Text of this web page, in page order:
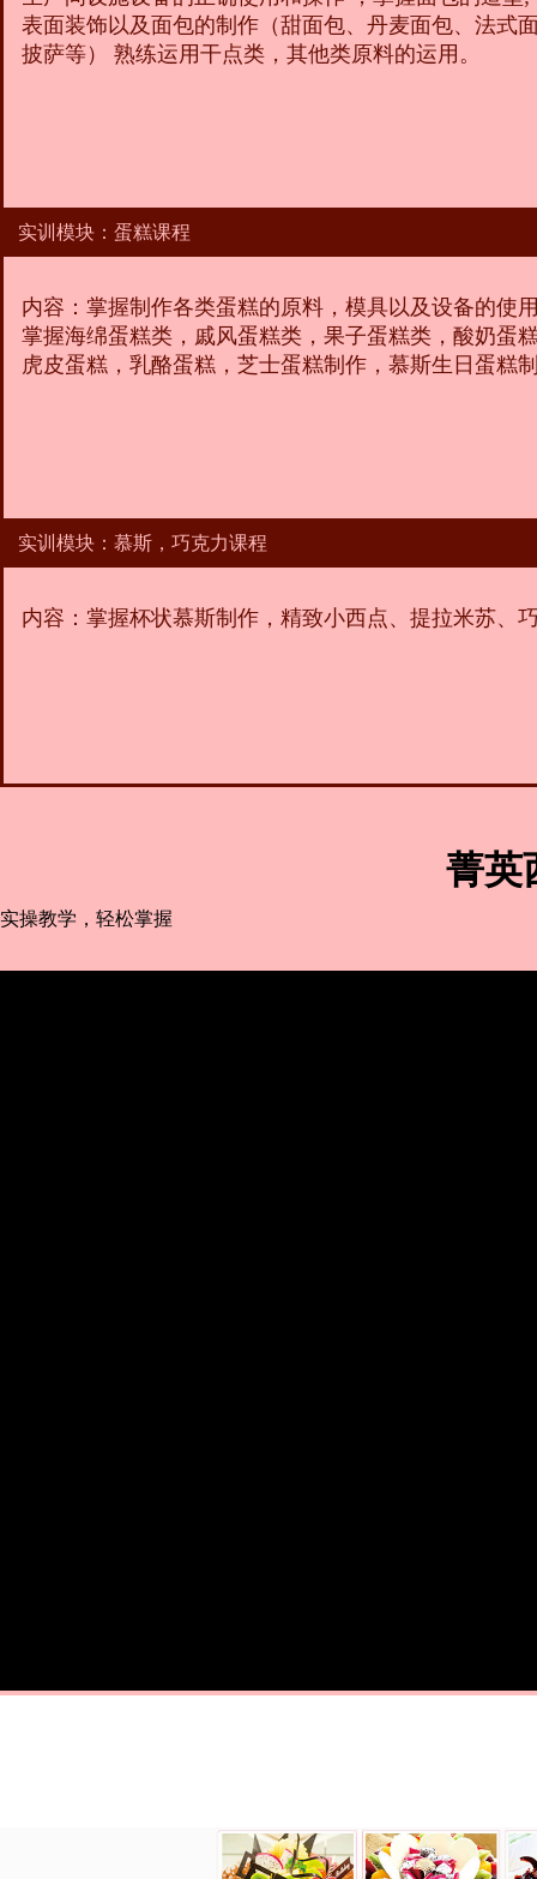
表面装饰以及面包的制作（甜面包、丹麦面包、法式
披萨等） 熟练运用干点类，其他类原料的运用。
实训模块：蛋糕课程
内容：掌握制作各类蛋糕的原料，模具以及设备的使
掌握海绵蛋糕类，戚风蛋糕类，果子蛋糕类，酸奶蛋
虎皮蛋糕，乳酪蛋糕，芝士蛋糕制作，慕斯生日蛋糕
实训模块：慕斯，巧克力课程
内容：掌握杯状慕斯制作，精致小西点、提拉米苏、
菁英
实操教学，轻松掌握